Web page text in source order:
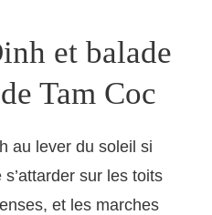
et balade
Tam Coc
au lever du soleil si
sur les toits
et les marches